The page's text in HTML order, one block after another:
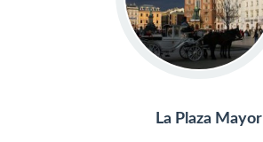
La Plaza Mayor